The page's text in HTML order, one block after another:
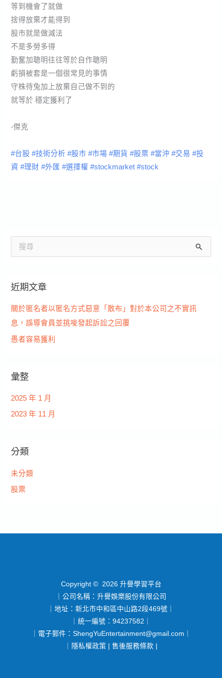
等到機會了就做
捨得放棄才能得到
股市就是做減法
不是多勞多得
勤奮加聰明往往等於自作聰明
虧損被套是一個很常見的事情
守株待兔加上放棄自己做不到的
就等於 穩定獲利了
-傑克
#台股 #技術分析 #股市 #市場 #期貨 #股票 #當沖 #交易 #投
資 #理財 #外匯 #選擇權 #stockmarket #stock
鍵
字
:
近期文章
關於匿名者以匿名方式惡意「散布」對於本公司之不實訊
息，誤導會員並挑唆發起訴訟之回覆
愚者容易獲利
彙整
2025 年 1 月
2023 年 11 月
分類
未分類
股票
Copyright © 2026 升譽學習平台
｜公司名稱：升譽娛樂股份有限公司
｜地址：新北市中和區中山路2段469號｜
｜統一編號：94237582｜
｜電子郵件： ShengYuEntertainment@gmail.com
隱私權政策 | 售後服務條款 |